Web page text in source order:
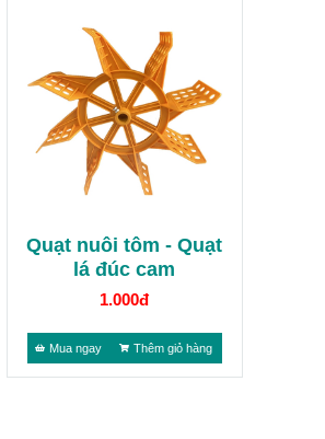
Quạt nuôi tôm - Quạt
lá đúc cam
1.000đ
Mua ngay Thêm giỏ hàng